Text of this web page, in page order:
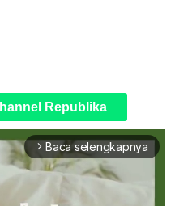
Republika
arrow_forward_ios Baca selengkapnya